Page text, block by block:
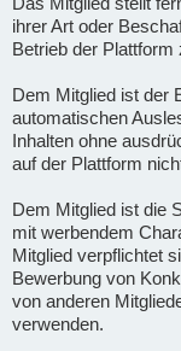
ihrer Art oder
Betrieb der Plattform
Dem Mitglied ist der
automatischen
Inhalten ohne
auf der Plattform
Dem Mitglied ist die
mit werbendem
Mitglied verpflichtet
Bewerbung von
von anderen
verwenden.